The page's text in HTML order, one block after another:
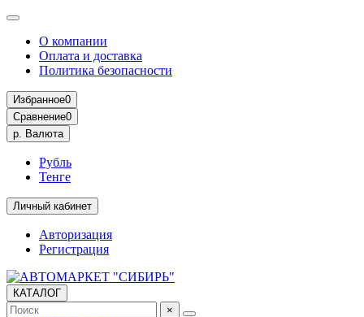
О компании
Оплата и доставка
Политика безопасности
Избранное0
Сравнение0
р. Валюта
Рубль
Тенге
Личный кабинет
Авторизация
Регистрация
КАТАЛОГ
×